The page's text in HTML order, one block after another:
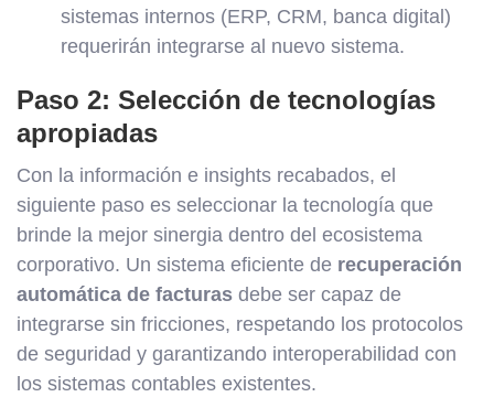
sistemas internos (ERP, CRM, banca digital)
requerirán integrarse al nuevo sistema.
Paso 2: Selección de tecnologías
apropiadas
Con la información e insights recabados, el
siguiente paso es seleccionar la tecnología que
brinde la mejor sinergia dentro del ecosistema
corporativo. Un sistema eficiente de recuperación
automática de facturas debe ser capaz de
integrarse sin fricciones, respetando los protocolos
de seguridad y garantizando interoperabilidad con
los sistemas contables existentes.